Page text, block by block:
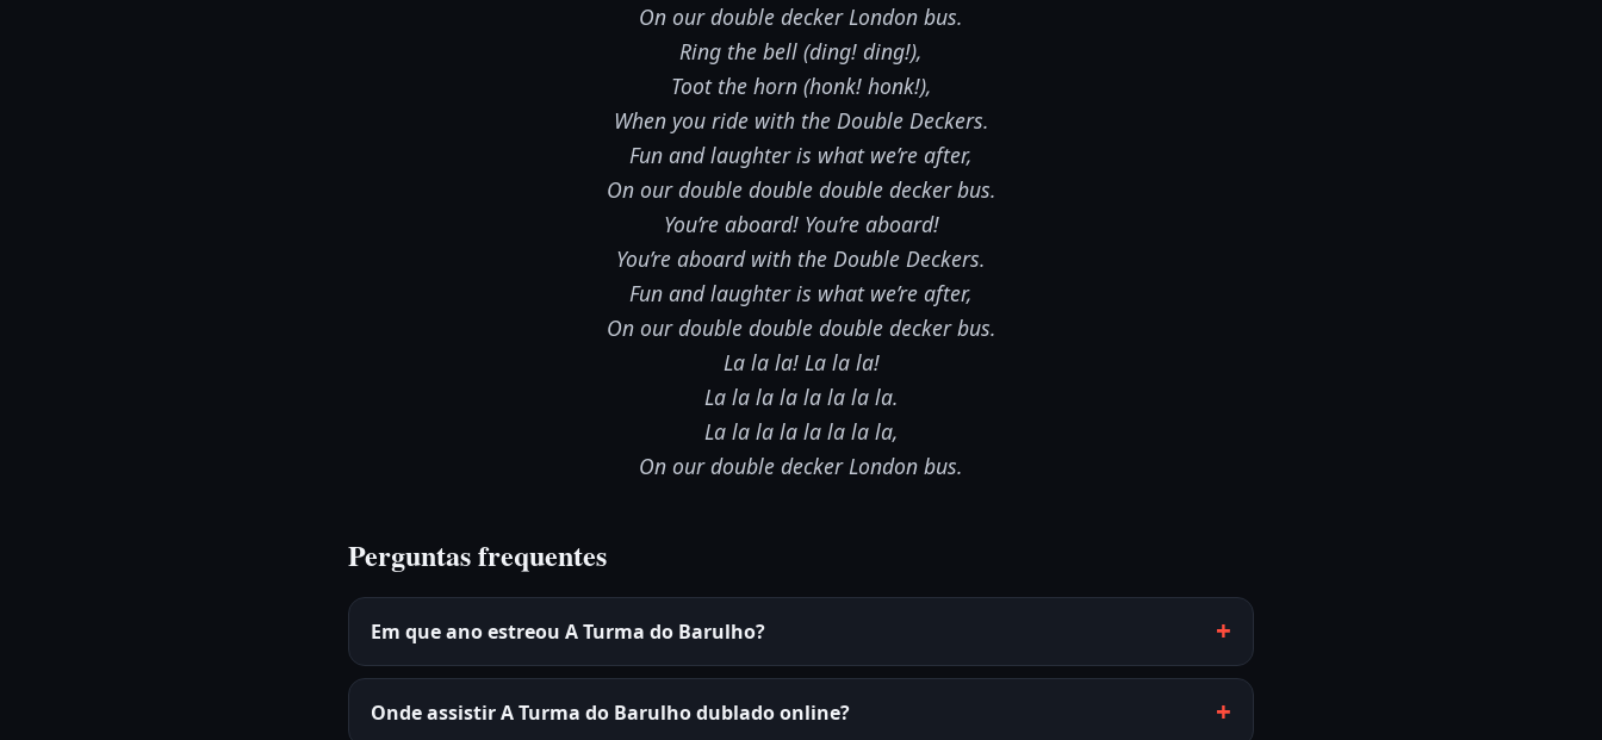
On our double decker London bus.
Ring the bell (ding! ding!),
Toot the horn (honk! honk!),
When you ride with the Double Deckers.
Fun and laughter is what we’re after,
On our double double double decker bus.
You’re aboard! You’re aboard!
You’re aboard with the Double Deckers.
Fun and laughter is what we’re after,
On our double double double decker bus.
La la la! La la la!
La la la la la la la la.
La la la la la la la la,
On our double decker London bus.
Perguntas frequentes
Em que ano estreou A Turma do Barulho?
Onde assistir A Turma do Barulho dublado online?